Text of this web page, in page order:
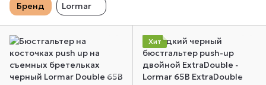
Бренд Lormar
Хит